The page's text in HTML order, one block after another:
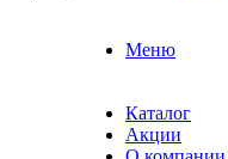
Меню
Каталог
Акции